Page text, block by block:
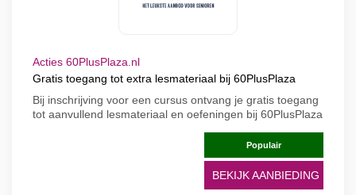
Acties 60PlusPlaza.nl
Gratis toegang tot extra lesmateriaal bij 60PlusPlaza
Bij inschrijving voor een cursus ontvang je gratis toegang
tot aanvullend lesmateriaal en oefeningen bij 60PlusPlaza
Populair
BEKIJK AANBIEDING